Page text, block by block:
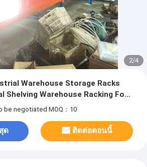
2/4
Warehouse Storage Racks
Shelving Warehouse Racking For
be negotiated MOQ：10
ด ติดต่อตอนนี้